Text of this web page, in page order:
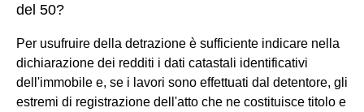
del 50?
Per usufruire della detrazione è sufficiente indicare nella
dichiarazione dei redditi i dati catastali identificativi
dell'immobile e, se i lavori sono effettuati dal detentore, gli
estremi di registrazione dell'atto che ne costituisce titolo e